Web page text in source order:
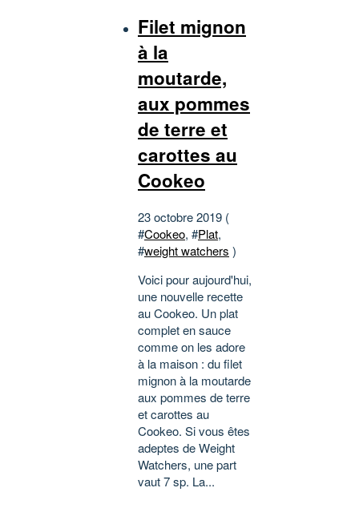
Filet mignon
à la
moutarde,
aux pommes
de terre et
carottes au
Cookeo
23 octobre 2019 (
#Cookeo, #Plat,
#weight watchers )
Voici pour aujourd'hui,
une nouvelle recette
au Cookeo. Un plat
complet en sauce
comme on les adore
à la maison : du filet
mignon à la moutarde
aux pommes de terre
et carottes au
Cookeo. Si vous êtes
adeptes de Weight
Watchers, une part
vaut 7 sp. La...